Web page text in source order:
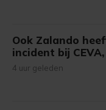
Ook Zalando
incident bij
4 uur geleden